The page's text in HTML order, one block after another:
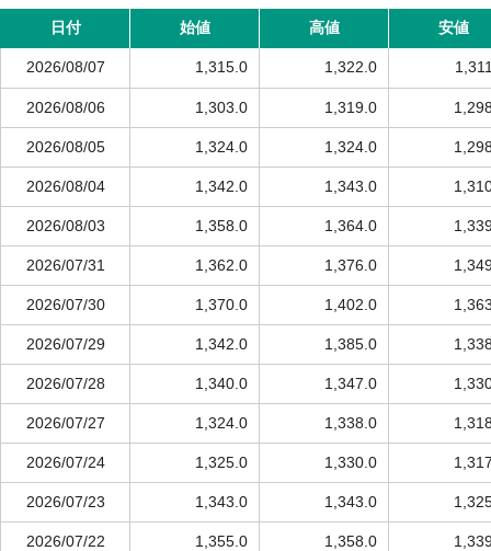
日付 始値 高値 安値
2026/08/07 1,315.0 1,322.0
2026/08/06 1,303.0 1,319.0
2026/08/05 1,324.0 1,324.0
2026/08/04 1,342.0 1,343.0
2026/08/03 1,358.0 1,364.0
2026/07/31 1,362.0 1,376.0
2026/07/30 1,370.0 1,402.0
2026/07/29 1,342.0 1,385.0
2026/07/28 1,340.0 1,347.0
2026/07/27 1,324.0 1,338.0
2026/07/24 1,325.0 1,330.0
2026/07/23 1,343.0 1,343.0
2026/07/22 1,355.0 1,358.0